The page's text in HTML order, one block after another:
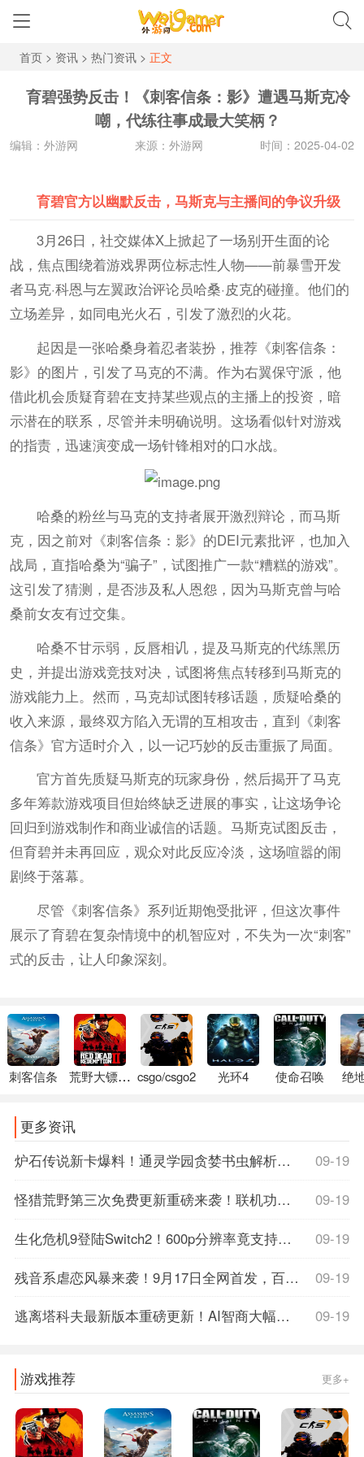
首页> 资讯> 热门资讯> 正文
育碧强势反击！《刺客信条：影》遭遇马斯克冷
嘲，代练往事成最大笑柄？
编辑：外游网 来源：外游网 时间：2025-04-02
育碧官方以幽默反击，马斯克与主播间的争议升级
3月26日，社交媒体X上掀起了一场别开生面的论
战，焦点围绕着游戏界两位标志性人物——前暴雪开发
者马克·科恩与左翼政治评论员哈桑·皮克的碰撞。他们的
立场差异，如同电光火石，引发了激烈的火花。
起因是一张哈桑身着忍者装扮，推荐《刺客信条：
影》的图片，引发了马克的不满。作为右翼保守派，他
借此机会质疑育碧在支持某些观点的主播上的投资，暗
示潜在的联系，尽管并未明确说明。这场看似针对游戏
的指责，迅速演变成一场针锋相对的口水战。
哈桑的粉丝与马克的支持者展开激烈辩论，而马斯
克，因之前对《刺客信条：影》的DEI元素批评，也加入
战局，直指哈桑为“骗子”，试图推广一款“糟糕的游戏”。
这引发了猜测，是否涉及私人恩怨，因为马斯克曾与哈
桑前女友有过交集。
哈桑不甘示弱，反唇相讥，提及马斯克的代练黑历
史，并提出游戏竞技对决，试图将焦点转移到马斯克的
游戏能力上。然而，马克却试图转移话题，质疑哈桑的
收入来源，最终双方陷入无谓的互相攻击，直到《刺客
信条》官方适时介入，以一记巧妙的反击重振了局面。
官方首先质疑马斯克的玩家身份，然后揭开了马克
多年筹款游戏项目但始终缺乏进展的事实，让这场争论
回归到游戏制作和商业诚信的话题。马斯克试图反击，
但育碧并未再回应，观众对此反应冷淡，这场喧嚣的闹
剧终于落幕。
尽管《刺客信条》系列近期饱受批评，但这次事件
展示了育碧在复杂情境中的机智应对，不失为一次“刺客”
式的反击，让人印象深刻。
刺客信条 荒野大镖客2 csgo/csgo2 光环4 使命召唤 绝
更多资讯
09-19
炉石传说新卡爆料！通灵学园贪婪书虫解析，抽牌神卡还是陷阱？速看攻略！
09-19
怪猎荒野第三次免费更新重磅来袭！联机功能全面优化，野队猎人速刷指南公开
09-19
生化危机9登陆Switch2！600p分辨率竟支持光追DLSS，M站详情页提前泄露玄机
09-19
残音系虐恋风暴来袭！9月17日全网首发，百度百科解密虐心剧情，首发限时15%off，准备好纸巾了吗？
09-19
逃离塔科夫最新版本重磅更新！AI智商大幅削弱，玩家体验飙升，战斗快感翻倍！
游戏推荐 更多+